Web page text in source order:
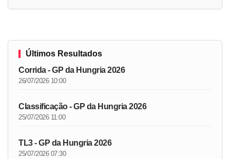
Últimos Resultados
Corrida - GP da Hungria 2026
26/07/2026 10:00
Classificação - GP da Hungria 2026
25/07/2026 11:00
TL3 - GP da Hungria 2026
25/07/2026 07:30